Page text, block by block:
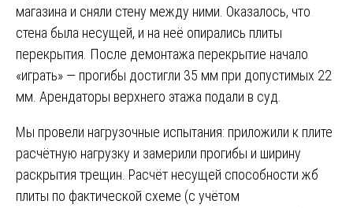
магазина и сняли стену между ними. Оказалось, что
стена была несущей, и на неё опирались плиты
перекрытия. После демонтажа перекрытие начало
«играть» — прогибы достигли 35 мм при допустимых 22
мм. Арендаторы верхнего этажа подали в суд.
Мы провели нагрузочные испытания: приложили к плите
расчётную нагрузку и замерили прогибы и ширину
раскрытия трещин. Расчёт несущей способности жб
плиты по фактической схеме (с учётом